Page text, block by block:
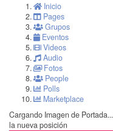
Inicio
Pages
Grupos
Eventos
Videos
Audio
Fotos
People
Polls
Marketplace
Cargando Imagen de Portada...
la nueva posición